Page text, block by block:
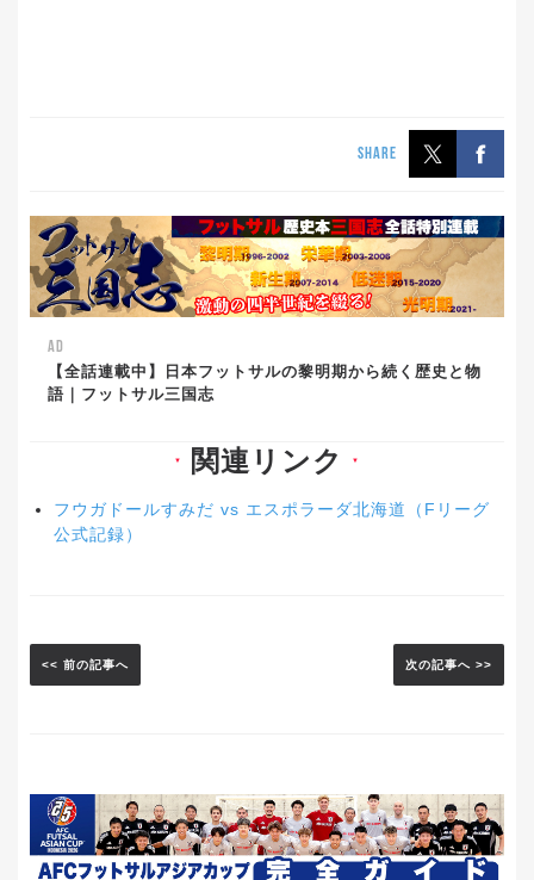
SHARE
AD
【全話連載中】日本フットサルの黎明期から続く歴史と物
語｜フットサル三国志
▼ 関連リンク ▼
フウガドールすみだ vs エスポラーダ北海道（Fリーグ
公式記録）
<< 前の記事へ 次の記事へ >>